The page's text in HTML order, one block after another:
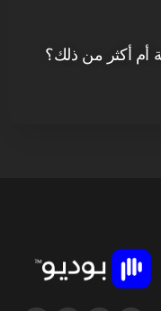
أم أكثر من ذلك؟